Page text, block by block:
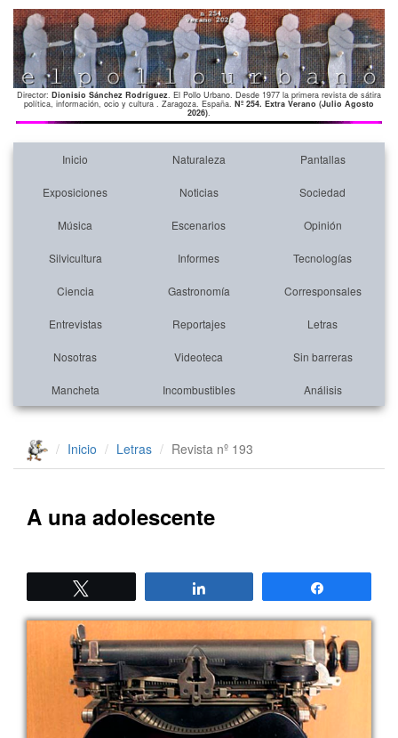
Director: Dionisio Sánchez Rodríguez. El Pollo Urbano. Desde 1977 la primera revista de sátira
política, información, ocio y cultura . Zaragoza. España. Nº 254. Extra Verano (Julio Agosto
2026).
Inicio Naturaleza Pantallas
Exposiciones Noticias Sociedad
Música Escenarios Opinión
Silvicultura Informes Tecnologías
Ciencia Gastronomía Corresponsales
Entrevistas Reportajes Letras
Nosotras Videoteca Sin barreras
Mancheta Incombustibles Análisis
Inicio Letras Revista nº 193
A una adolescente